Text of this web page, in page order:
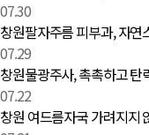
07.30
창원팔자주름 피부과, 자연
07.29
창원물광주사, 촉촉하고 탄
07.22
창원 여드름자국 가려지지